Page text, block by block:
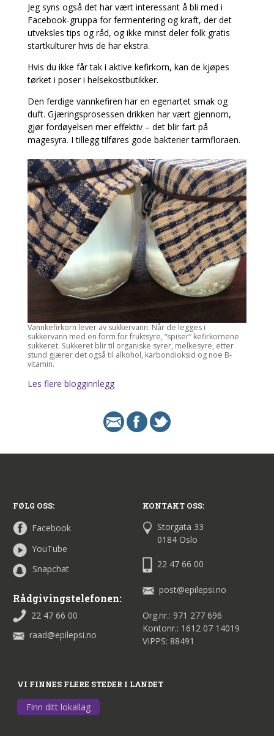
Jeg syns også det har vært interessant å bli med i
Facebook-gruppa for fermentering og kraft, der det
utveksles tips og råd, og ikke minst deler folk gratis
startkulturer hvis de har ekstra.
Hvis du ikke får tak i aktive kefirkorn, kan de kjøpes
tørket i poser i helsekostbutikker.
Den ferdige vannkefiren har en egenartet smak og
duft. Gjæringsprosessen drikken har vært gjennom,
gjør fordøyelsen mer effektiv – det blir fart på
magesyra. I tillegg tilføres gode bakterier tarmfloraen.
Vannkefirkorn lever av sukkervann. Når de legges i
sukkervann med en form for fruktsyre, “spiser” kefirkornene
sukkeret. Sukkeret blir til organiske syrer, melkesyre, etter
stund gjærer det også til alkohol, karbondioksid og noe B-
vitamin.
Les flere blogginnlegg
FØLG OSS:
Facebook
YouTube
Snapchat
Rådgivingstelefonen:
22 47 66 00
raad@epilepsi.no
KONTAKT OSS:
Storgata 33
0184 Oslo
22 47 66 00
post@epilepsi.no
Org.nr.: 971 277 696
Kontonr.: 1612 07 14019
VIPPS: 88491
VI FINNES FLERE STEDER I LANDET
Finn ditt lokallag